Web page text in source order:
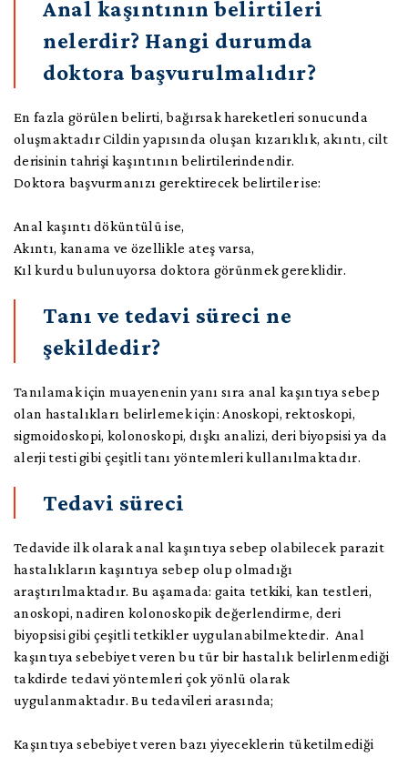
Anal kaşıntının belirtileri
nelerdir? Hangi durumda
doktora başvurulmalıdır?
En fazla görülen belirti, bağırsak hareketleri sonucunda
oluşmaktadır Cildin yapısında oluşan kızarıklık, akıntı, cilt
derisinin tahrişi kaşıntının belirtilerindendir.
Doktora başvurmanızı gerektirecek belirtiler ise:
Anal kaşıntı döküntülü ise,
Akıntı, kanama ve özellikle ateş varsa,
Kıl kurdu bulunuyorsa doktora görünmek gereklidir.
Tanı ve tedavi süreci ne
şekildedir?
Tanılamak için muayenenin yanı sıra anal kaşıntıya sebep
olan hastalıkları belirlemek için: Anoskopi, rektoskopi,
sigmoidoskopi, kolonoskopi, dışkı analizi, deri biyopsisi ya da
alerji testi gibi çeşitli tanı yöntemleri kullanılmaktadır.
Tedavi süreci
Tedavide ilk olarak anal kaşıntıya sebep olabilecek parazit
hastalıkların kaşıntıya sebep olup olmadığı
araştırılmaktadır. Bu aşamada: gaita tetkiki, kan testleri,
anoskopi, nadiren kolonoskopik değerlendirme, deri
biyopsisi gibi çeşitli tetkikler uygulanabilmektedir. Anal
kaşıntıya sebebiyet veren bu tür bir hastalık belirlenmediği
takdirde tedavi yöntemleri çok yönlü olarak
uygulanmaktadır. Bu tedavileri arasında;
Kaşıntıya sebebiyet veren bazı yiyeceklerin tüketilmediği